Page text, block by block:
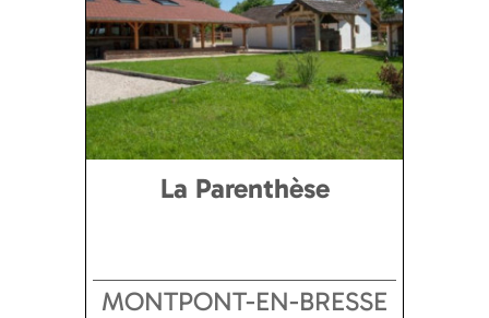
La Parenthèse
MONTPONT-EN-BRESSE